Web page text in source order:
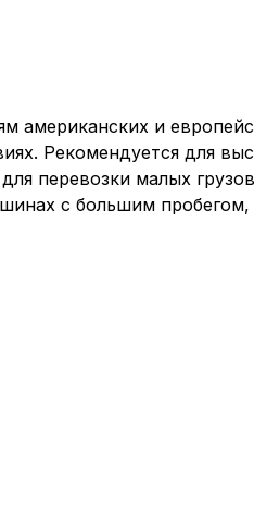
американских и
Рекомендуется для
перевозки малых
с большим